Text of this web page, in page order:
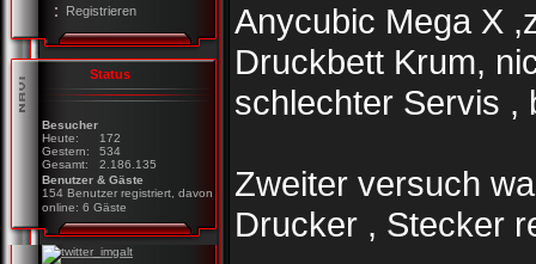
Registrieren
Status
Besucher
Heute:
172
Gestern:
534
Gesamt:
2.186.135
Benutzer & Gäste
154 Benutzer registriert, davon
online: 6 Gäste
Anycubic Mega X
Druckbett Krum,
schlechter Servis ,
Zweiter versuch
Drucker , Stecker